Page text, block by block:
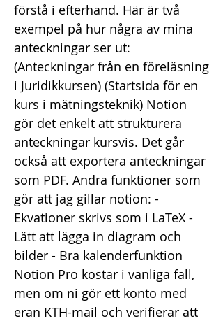
förstå i efterhand. Här är två
exempel på hur några av mina
anteckningar ser ut:
(Anteckningar från en föreläsning
i Juridikkursen) (Startsida för en
kurs i mätningsteknik) Notion
gör det enkelt att strukturera
anteckningar kursvis. Det går
också att exportera anteckningar
som PDF. Andra funktioner som
gör att jag gillar notion: -
Ekvationer skrivs som i LaTeX -
Lätt att lägga in diagram och
bilder - Bra kalenderfunktion
Notion Pro kostar i vanliga fall,
men om ni gör ett konto med
eran KTH-mail och verifierar att